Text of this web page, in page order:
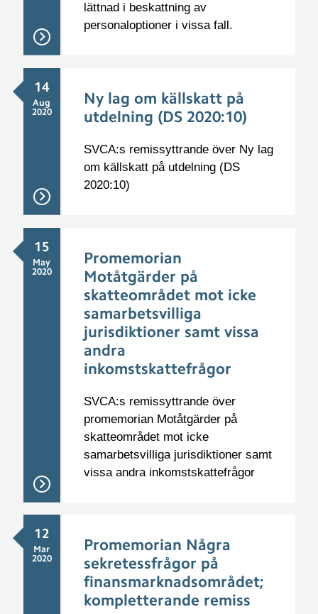
lättnad i beskattning av
personaloptioner i vissa fall.
14
Aug
2020
Ny lag om källskatt på
utdelning (DS 2020:10)
SVCA:s remissyttrande över Ny lag
om källskatt på utdelning (DS
2020:10)
15
May
2020
Promemorian
Motåtgärder på
skatteområdet mot icke
samarbetsvilliga
jurisdiktioner samt vissa
andra
inkomstskattefrågor
SVCA:s remissyttrande över
promemorian Motåtgärder på
skatteområdet mot icke
samarbetsvilliga jurisdiktioner samt
vissa andra inkomstskattefrågor
12
Mar
2020
Promemorian Några
sekretessfrågor på
finansmarknadsområdet;
kompletterande remiss